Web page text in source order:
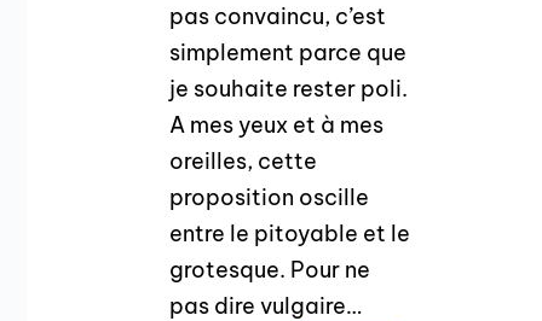
pas convaincu, c’est
simplement parce que
je souhaite rester poli.
A mes yeux et à mes
oreilles, cette
proposition oscille
entre le pitoyable et le
grotesque. Pour ne
pas dire vulgaire…